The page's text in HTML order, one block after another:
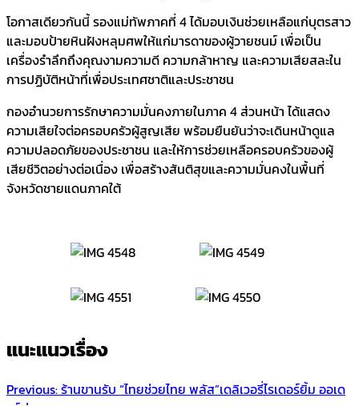
โอกาสเดียวกันนี้ รองแม่ทัพภาคที่ 4 ได้มอบเงินช่วยเหลือแก่บุตรสาว
และมอบป้ายหินฝังหลุมศพให้แก่มารดาของผู้วายชนม์ เพื่อเป็น
เครื่องรำลึกถึงคุณงามความดี ความกล้าหาญ และความเสียสละใน
การปฏิบัติหน้าที่เพื่อประเทศชาติและประชาชน
กองอำนวยการรักษาความมั่นคงภายในภาค 4 ส่วนหน้า ได้แสดง
ความเสียใจต่อครอบครัวผู้สูญเสีย พร้อมยืนยันว่าจะเดินหน้าดูแล
ความปลอดภัยของประชาชน และให้การช่วยเหลือครอบครัวของผู้
เสียชีวิตอย่างต่อเนื่อง เพื่อสร้างสันติสุขและความมั่นคงในพื้นที่
จังหวัดชายแดนภาคใต้
แนะแนวเรื่อง
Previous:ร้านขานรับ “ไทยช่วยไทย พลัส”เดลิเวอรี่ไรเดอร์ยิ้ม ออเด